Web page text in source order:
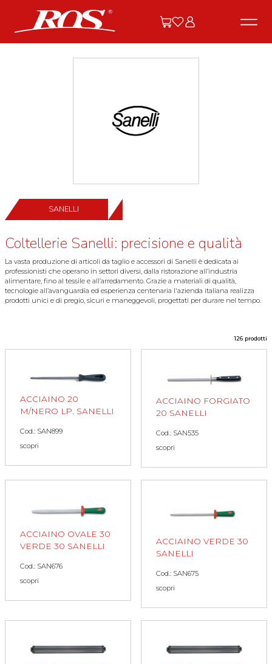
SANELLI
Coltellerie Sanelli: precisione e qualità
La vasta produzione di articoli da taglio e accessori di Sanelli è dedicata ai
professionisti che operano in settori diversi, dalla ristorazione all’industria
alimentare, fino al tessile e all’arredamento. Grazie a materiali di qualità,
tecnologie all’avanguardia ed esperienza centenaria l'azienda italiana realizza
prodotti unici e di pregio, sicuri e maneggevoli, progettati per durare nel tempo.
126 prodotti
ACCIAINO 20
M/NERO LP. SANELLI
Cod.: SAN899
scopri
ACCIAINO FORGIATO
20 SANELLI
Cod.: SAN535
scopri
ACCIAINO OVALE 30
VERDE 30 SANELLI
Cod.: SAN676
scopri
ACCIAINO VERDE 30
SANELLI
Cod.: SAN675
scopri